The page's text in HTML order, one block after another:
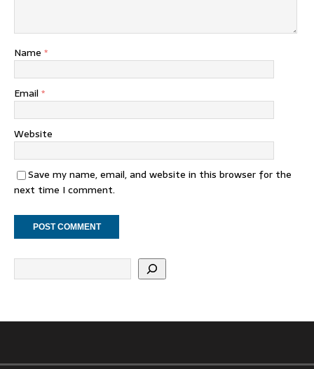
Name *
Email *
Website
Save my name, email, and website in this browser for the
next time I comment.